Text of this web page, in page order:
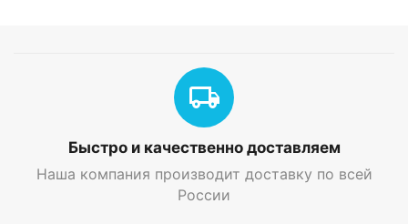
Быстро и качественно доставляем
Наша компания производит доставку по всей
России